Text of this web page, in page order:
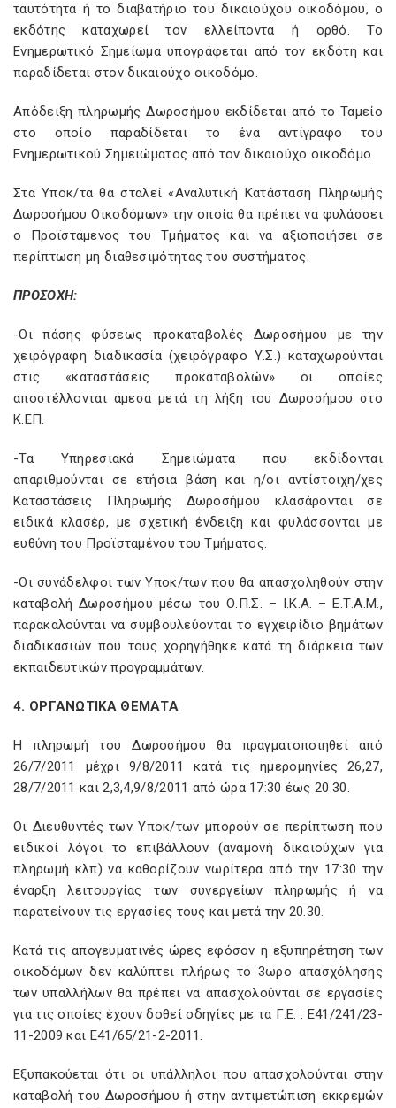
ταυτότητα ή το διαβατήριο του δικαιούχου οικοδόμου, ο
εκδότης καταχωρεί τον ελλείποντα ή ορθό. Το
Ενημερωτικό Σημείωμα υπογράφεται από τον εκδότη και
παραδίδεται στον δικαιούχο οικοδόμο.
Απόδειξη πληρωμής Δωροσήμου εκδίδεται από το Ταμείο
στο οποίο παραδίδεται το ένα αντίγραφο του
Ενημερωτικού Σημειώματος από τον δικαιούχο οικοδόμο.
Στα Υποκ/τα θα σταλεί «Αναλυτική Κατάσταση Πληρωμής
Δωροσήμου Οικοδόμων» την οποία θα πρέπει να φυλάσσει
ο Προϊστάμενος του Τμήματος και να αξιοποιήσει σε
περίπτωση μη διαθεσιμότητας του συστήματος.
ΠΡΟΣΟΧΗ:
-Οι πάσης φύσεως προκαταβολές Δωροσήμου με την
χειρόγραφη διαδικασία (χειρόγραφο Υ.Σ.) καταχωρούνται
στις «καταστάσεις προκαταβολών» οι οποίες
αποστέλλονται άμεσα μετά τη λήξη του Δωροσήμου στο
Κ.ΕΠ.
-Τα Υπηρεσιακά Σημειώματα που εκδίδονται
απαριθμούνται σε ετήσια βάση και η/οι αντίστοιχη/χες
Καταστάσεις Πληρωμής Δωροσήμου κλασάρονται σε
ειδικά κλασέρ, με σχετική ένδειξη και φυλάσσονται με
ευθύνη του Προϊσταμένου του Τμήματος.
-Οι συνάδελφοι των Υποκ/των που θα απασχοληθούν στην
καταβολή Δωροσήμου μέσω του Ο.Π.Σ. – Ι.Κ.Α. – Ε.Τ.Α.Μ.,
παρακαλούνται να συμβουλεύονται το εγχειρίδιο βημάτων
διαδικασιών που τους χορηγήθηκε κατά τη διάρκεια των
εκπαιδευτικών προγραμμάτων.
4. ΟΡΓΑΝΩΤΙΚΑ ΘΕΜΑΤΑ
Η πληρωμή του Δωροσήμου θα πραγματοποιηθεί από
26/7/2011 μέχρι 9/8/2011 κατά τις ημερομηνίες 26,27,
28/7/2011 και 2,3,4,9/8/2011 από ώρα 17:30 έως 20.30.
Οι Διευθυντές των Υποκ/των μπορούν σε περίπτωση που
ειδικοί λόγοι το επιβάλλουν (αναμονή δικαιούχων για
πληρωμή κλπ) να καθορίζουν νωρίτερα από την 17:30 την
έναρξη λειτουργίας των συνεργείων πληρωμής ή να
παρατείνουν τις εργασίες τους και μετά την 20.30.
Κατά τις απογευματινές ώρες εφόσον η εξυπηρέτηση των
οικοδόμων δεν καλύπτει πλήρως το 3ωρο απασχόλησης
των υπαλλήλων θα πρέπει να απασχολούνται σε εργασίες
για τις οποίες έχουν δοθεί οδηγίες με τα Γ.Ε. : Ε41/241/23-
11-2009 και Ε41/65/21-2-2011.
Εξυπακούεται ότι οι υπάλληλοι που απασχολούνται στην
καταβολή του Δωροσήμου ή στην αντιμετώπιση εκκρεμών